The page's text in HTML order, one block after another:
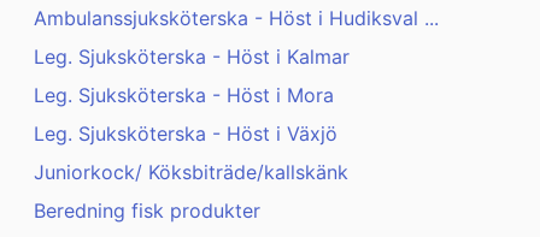
Ambulanssjuksköterska - Höst i Hudiksval ...
Leg. Sjuksköterska - Höst i Kalmar
Leg. Sjuksköterska - Höst i Mora
Leg. Sjuksköterska - Höst i Växjö
Juniorkock/ Köksbiträde/kallskänk
Beredning fisk produkter